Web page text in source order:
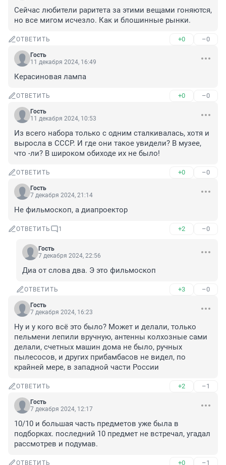
Сейчас любители раритета за этими вещами гоняются,
но все мигом исчезло. Как и блошинные рынки.
ОТВЕТИТЬ +0 –0
Гость
11 декабря 2024, 16:49
Керасиновая лампа
ОТВЕТИТЬ +0 –0
Гость
11 декабря 2024, 10:53
Из всего набора только с одним сталкивалась, хотя и
выросла в СССР. И где они такое увидели? В музее,
что -ли? В широком обиходе их не было!
ОТВЕТИТЬ +0 –0
Гость
7 декабря 2024, 21:14
Не фильмоскоп, а диапроектор
ОТВЕТИТЬ 1 +2 –0
Гость
7 декабря 2024, 22:56
Диа от слова два. Э это фильмоскоп
ОТВЕТИТЬ +3 –0
Гость
7 декабря 2024, 16:23
Ну и у кого всё это было? Может и делали, только
пельмени лепили вручную, антенны колхозные сами
делали, счетных машин дома не было, ручных
пылесосов, и других прибамбасов не видел, по
крайней мере, в западной части России
ОТВЕТИТЬ +2 –1
Гость
7 декабря 2024, 12:17
10/10 и большая часть предметов уже была в
подборках. последний 10 предмет не встречал, угадал
рассмотрев и подумав.
ОТВЕТИТЬ +0 –1